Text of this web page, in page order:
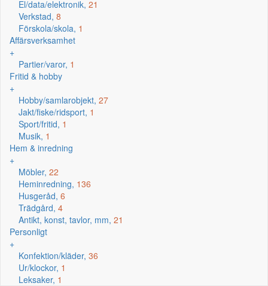
El/data/elektronik, 21
Verkstad, 8
Förskola/skola, 1
Affärsverksamhet
+
Partier/varor, 1
Fritid & hobby
+
Hobby/samlarobjekt, 27
Jakt/fiske/ridsport, 1
Sport/fritid, 1
Musik, 1
Hem & inredning
+
Möbler, 22
Heminredning, 136
Husgeråd, 6
Trädgård, 4
Antikt, konst, tavlor, mm, 21
Personligt
+
Konfektion/kläder, 36
Ur/klockor, 1
Leksaker, 1